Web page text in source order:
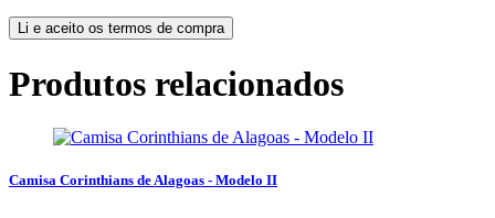
Li e aceito os termos de compra
Produtos relacionados
Camisa Corinthians de Alagoas - Modelo II